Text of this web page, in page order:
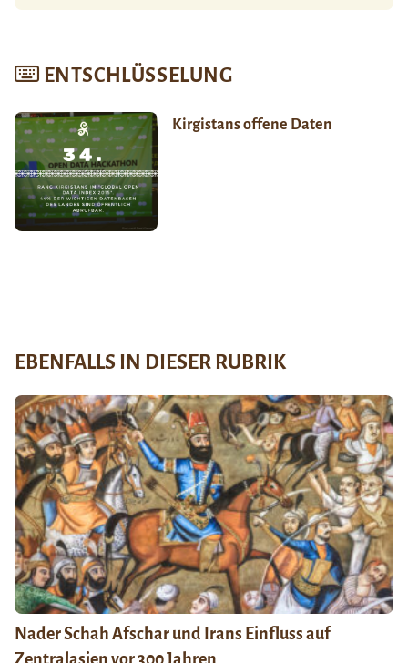
ENTSCHLÜSSELUNG
Kirgistans offene Daten
EBENFALLS IN DIESER RUBRIK
Nader Schah Afschar und Irans Einfluss auf